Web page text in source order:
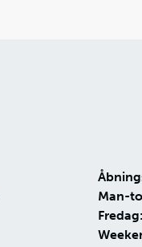
Man-